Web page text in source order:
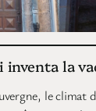
inventa la
le climat